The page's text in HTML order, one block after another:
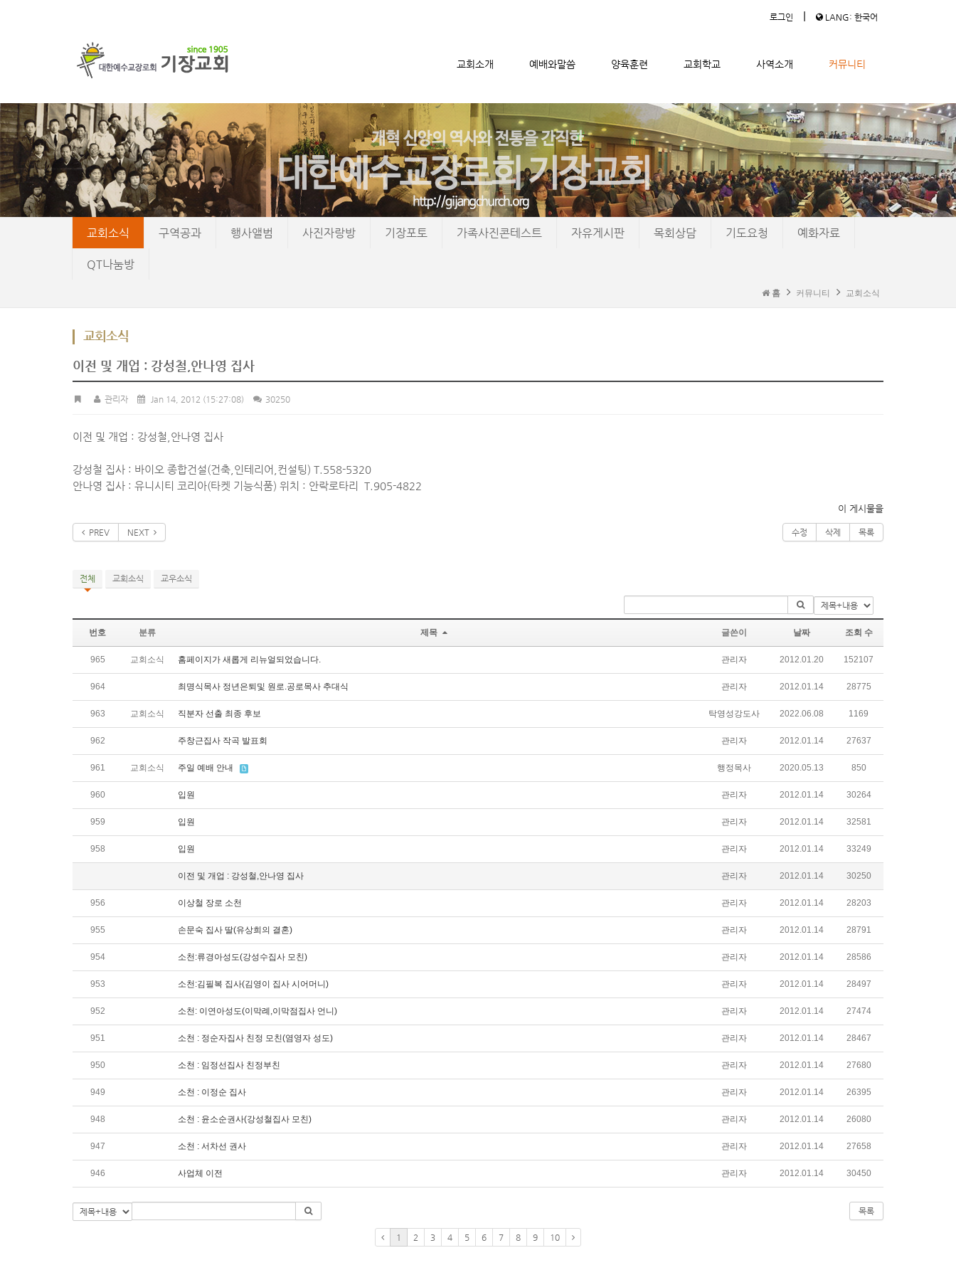
로그인 | LANG: 한국어
교회소개 예배와말씀 양육훈련 교회학교 사역소개 커뮤니티
메뉴 건너뛰기
교회소식 구역공과 행사앨범 사진자랑방 기장포토 가족사진콘테스트 자유게시판 목회상담 기도요청 예화자료
QT나눔방
홈 커뮤니티 교회소식
교회소식
이전 및 개업 : 강성철,안나영 집사
관리자 Jan 14, 2012 (15:27:08) 30250
이전 및 개업 : 강성철,안나영 집사
강성철 집사 : 바이오 종합건설(건축,인테리어,컨설팅) T.558-5320
안나영 집사 : 유니시티 코리아(타켓 기능식품) 위치 : 안락로타리 T.905-4822
이 게시물을
PREV NEXT 수정 삭제 목록
전체 교회소식 교우소식
번호 분류 제목 글쓴이 날짜 조회 수
965 교회소식 홈페이지가 새롭게 리뉴얼되었습니다. 관리자 2012.01.20 152107
964 최명식목사 정년은퇴및 원로.공로목사 추대식 관리자 2012.01.14 28775
963 교회소식 직분자 선출 최종 후보 탁영성강도사 2022.06.08 1169
962 주창근집사 작곡 발표회 관리자 2012.01.14 27637
961 교회소식 주일 예배 안내 행정목사 2020.05.13 850
960 입원 관리자 2012.01.14 30264
959 입원 관리자 2012.01.14 32581
958 입원 관리자 2012.01.14 33249
이전 및 개업 : 강성철,안나영 집사 관리자 2012.01.14 30250
956 이상철 장로 소천 관리자 2012.01.14 28203
955 손문숙 집사 딸(유상희의 결혼) 관리자 2012.01.14 28791
954 소천:류경아성도(강성수집사 모친) 관리자 2012.01.14 28586
953 소천:김필복 집사(김영이 집사 시어머니) 관리자 2012.01.14 28497
952 소천: 이연아성도(이막례,이막점집사 언니) 관리자 2012.01.14 27474
951 소천 : 정순자집사 친정 모친(염영자 성도) 관리자 2012.01.14 28467
950 소천 : 임정선집사 친정부친 관리자 2012.01.14 27680
949 소천 : 이정순 집사 관리자 2012.01.14 26395
948 소천 : 윤소순권사(강성철집사 모친) 관리자 2012.01.14 26080
947 소천 : 서차선 권사 관리자 2012.01.14 27658
946 사업체 이전 관리자 2012.01.14 30450
목록
1 2 3 4 5 6 7 8 9 10